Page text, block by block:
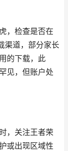
，检查是否在
渠道，部分家长
的下载，此
见，但账户处
，关注王者荣
或出现区域性